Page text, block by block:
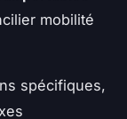
mobilité
spécifiques,